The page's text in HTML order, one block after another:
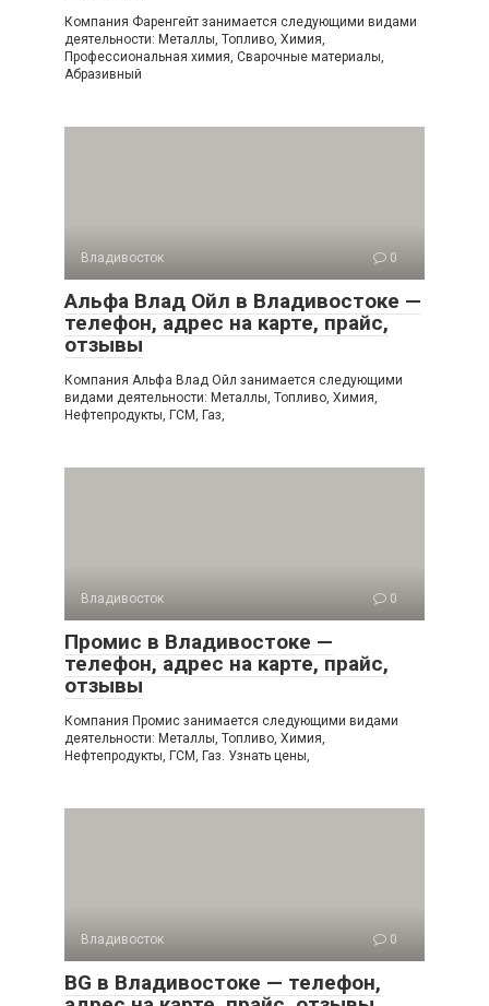
Компания Фаренгейт занимается следующими видами
деятельности: Металлы, Топливо, Химия,
Профессиональная химия, Сварочные материалы,
Абразивный
Владивосток 0
Альфа Влад Ойл в Владивостоке —
телефон, адрес на карте, прайс,
отзывы
Компания Альфа Влад Ойл занимается следующими
видами деятельности: Металлы, Топливо, Химия,
Нефтепродукты, ГСМ, Газ,
Владивосток 0
Промис в Владивостоке —
телефон, адрес на карте, прайс,
отзывы
Компания Промис занимается следующими видами
деятельности: Металлы, Топливо, Химия,
Нефтепродукты, ГСМ, Газ. Узнать цены,
Владивосток 0
BG в Владивостоке — телефон,